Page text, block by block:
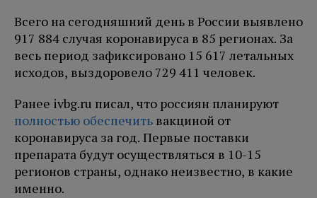
Всего на сегодняшний день в России выявлено
917 884 случая коронавируса в 85 регионах. За
весь период зафиксировано 15 617 летальных
исходов, выздоровело 729 411 человек.
Ранее ivbg.ru писал, что россиян планируют
полностью обеспечить вакциной от
коронавируса за год. Первые поставки
препарата будут осуществляться в 10-15
регионов страны, однако неизвестно, в какие
именно.